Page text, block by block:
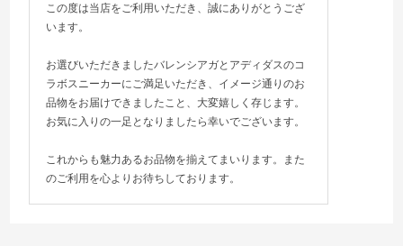
この度は当店をご利用いただき、誠にありがとうござ
います。
お選びいただきましたバレンシアガとアディダスのコ
ラボスニーカーにご満足いただき、イメージ通りのお
品物をお届けできましたこと、大変嬉しく存じます。
お気に入りの一足となりましたら幸いでございます。
これからも魅力あるお品物を揃えてまいります。また
のご利用を心よりお待ちしております。